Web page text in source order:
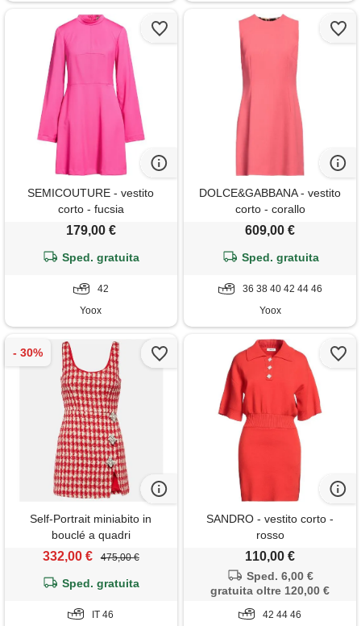
SEMICOUTURE - vestito
corto - fucsia
179,00 €
Sped. gratuita
42
Yoox
DOLCE&GABBANA - vestito
corto - corallo
609,00 €
Sped. gratuita
36 38 40 42 44 46
Yoox
Self-Portrait miniabito in
bouclé a quadri
332,00 € 475,00 €
Sped. gratuita
IT 46
SANDRO - vestito corto -
rosso
110,00 €
Sped. 6,00 €
gratuita oltre 120,00 €
42 44 46